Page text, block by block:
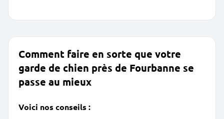
Comment faire en sorte que votre
garde de chien près de Fourbanne se
passe au mieux
Voici nos conseils :